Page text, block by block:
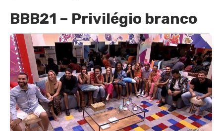
BBB21 – Privilégio branco